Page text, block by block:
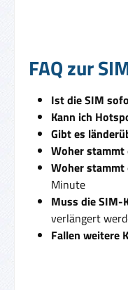
FAQ zur
Ist die SIM
Kann ich
Gibt es
Woher stammt
Woher stammt
Minute
Muss die SIM-
verlängert
Fallen weitere